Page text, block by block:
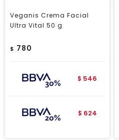
Veganis Crema Facial
Ultra Vital 50 g
$ 780
$ 546
$ 624